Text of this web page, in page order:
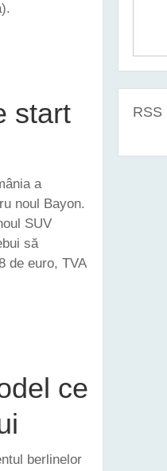
start
a
noul Bayon.
SUV
să
de euro, TVA
ce
berlinelor
RSS